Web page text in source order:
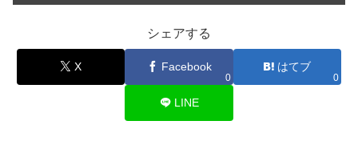
シェアする
X Facebook
0
はてブ
0
LINE